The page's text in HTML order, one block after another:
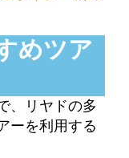
めツア
、リヤドの多
ーを利用する